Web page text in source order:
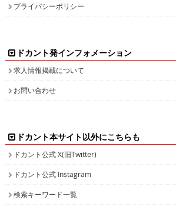
プライバシーポリシー
ドカント発インフォメーション
求人情報掲載について
お問い合わせ
ドカント本サイト以外にこちらも
ドカント公式 X(旧Twitter)
ドカント公式 Instagram
検索キーワード一覧